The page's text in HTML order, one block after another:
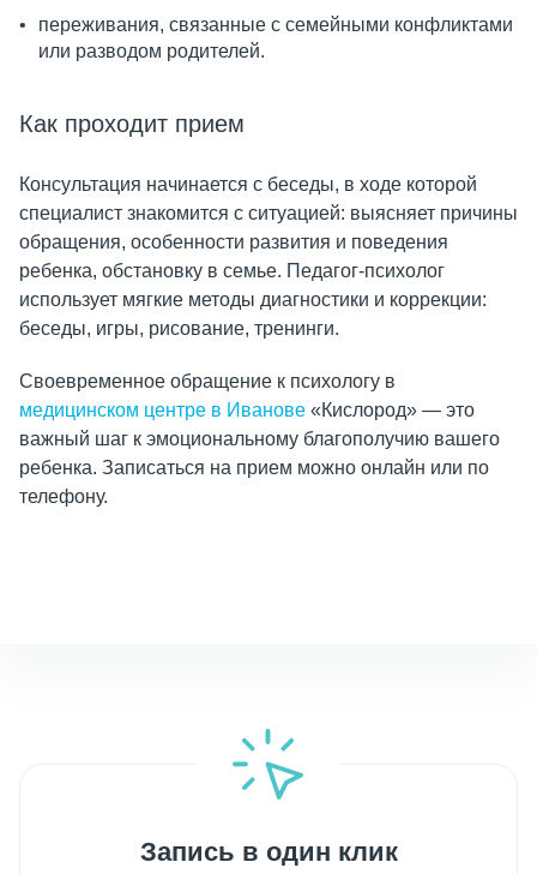
переживания, связанные с семейными конфликтами
или разводом родителей.
Как проходит прием
Консультация начинается с беседы, в ходе которой
специалист знакомится с ситуацией: выясняет причины
обращения, особенности развития и поведения
ребенка, обстановку в семье. Педагог-психолог
использует мягкие методы диагностики и коррекции:
беседы, игры, рисование, тренинги.
Своевременное обращение к психологу в
медицинском центре в Иванове «Кислород» — это
важный шаг к эмоциональному благополучию вашего
ребенка. Записаться на прием можно онлайн или по
телефону.
Запись в один клик